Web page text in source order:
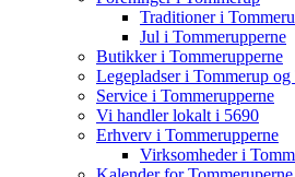
Traditioner i
Jul i Tommerupperne
Butikker i Tommerupperne
Legepladser i Tommerup
Service i Tommerupperne
Vi handler lokalt i 5690
Erhverv i Tommerupperne
Virksomheder i